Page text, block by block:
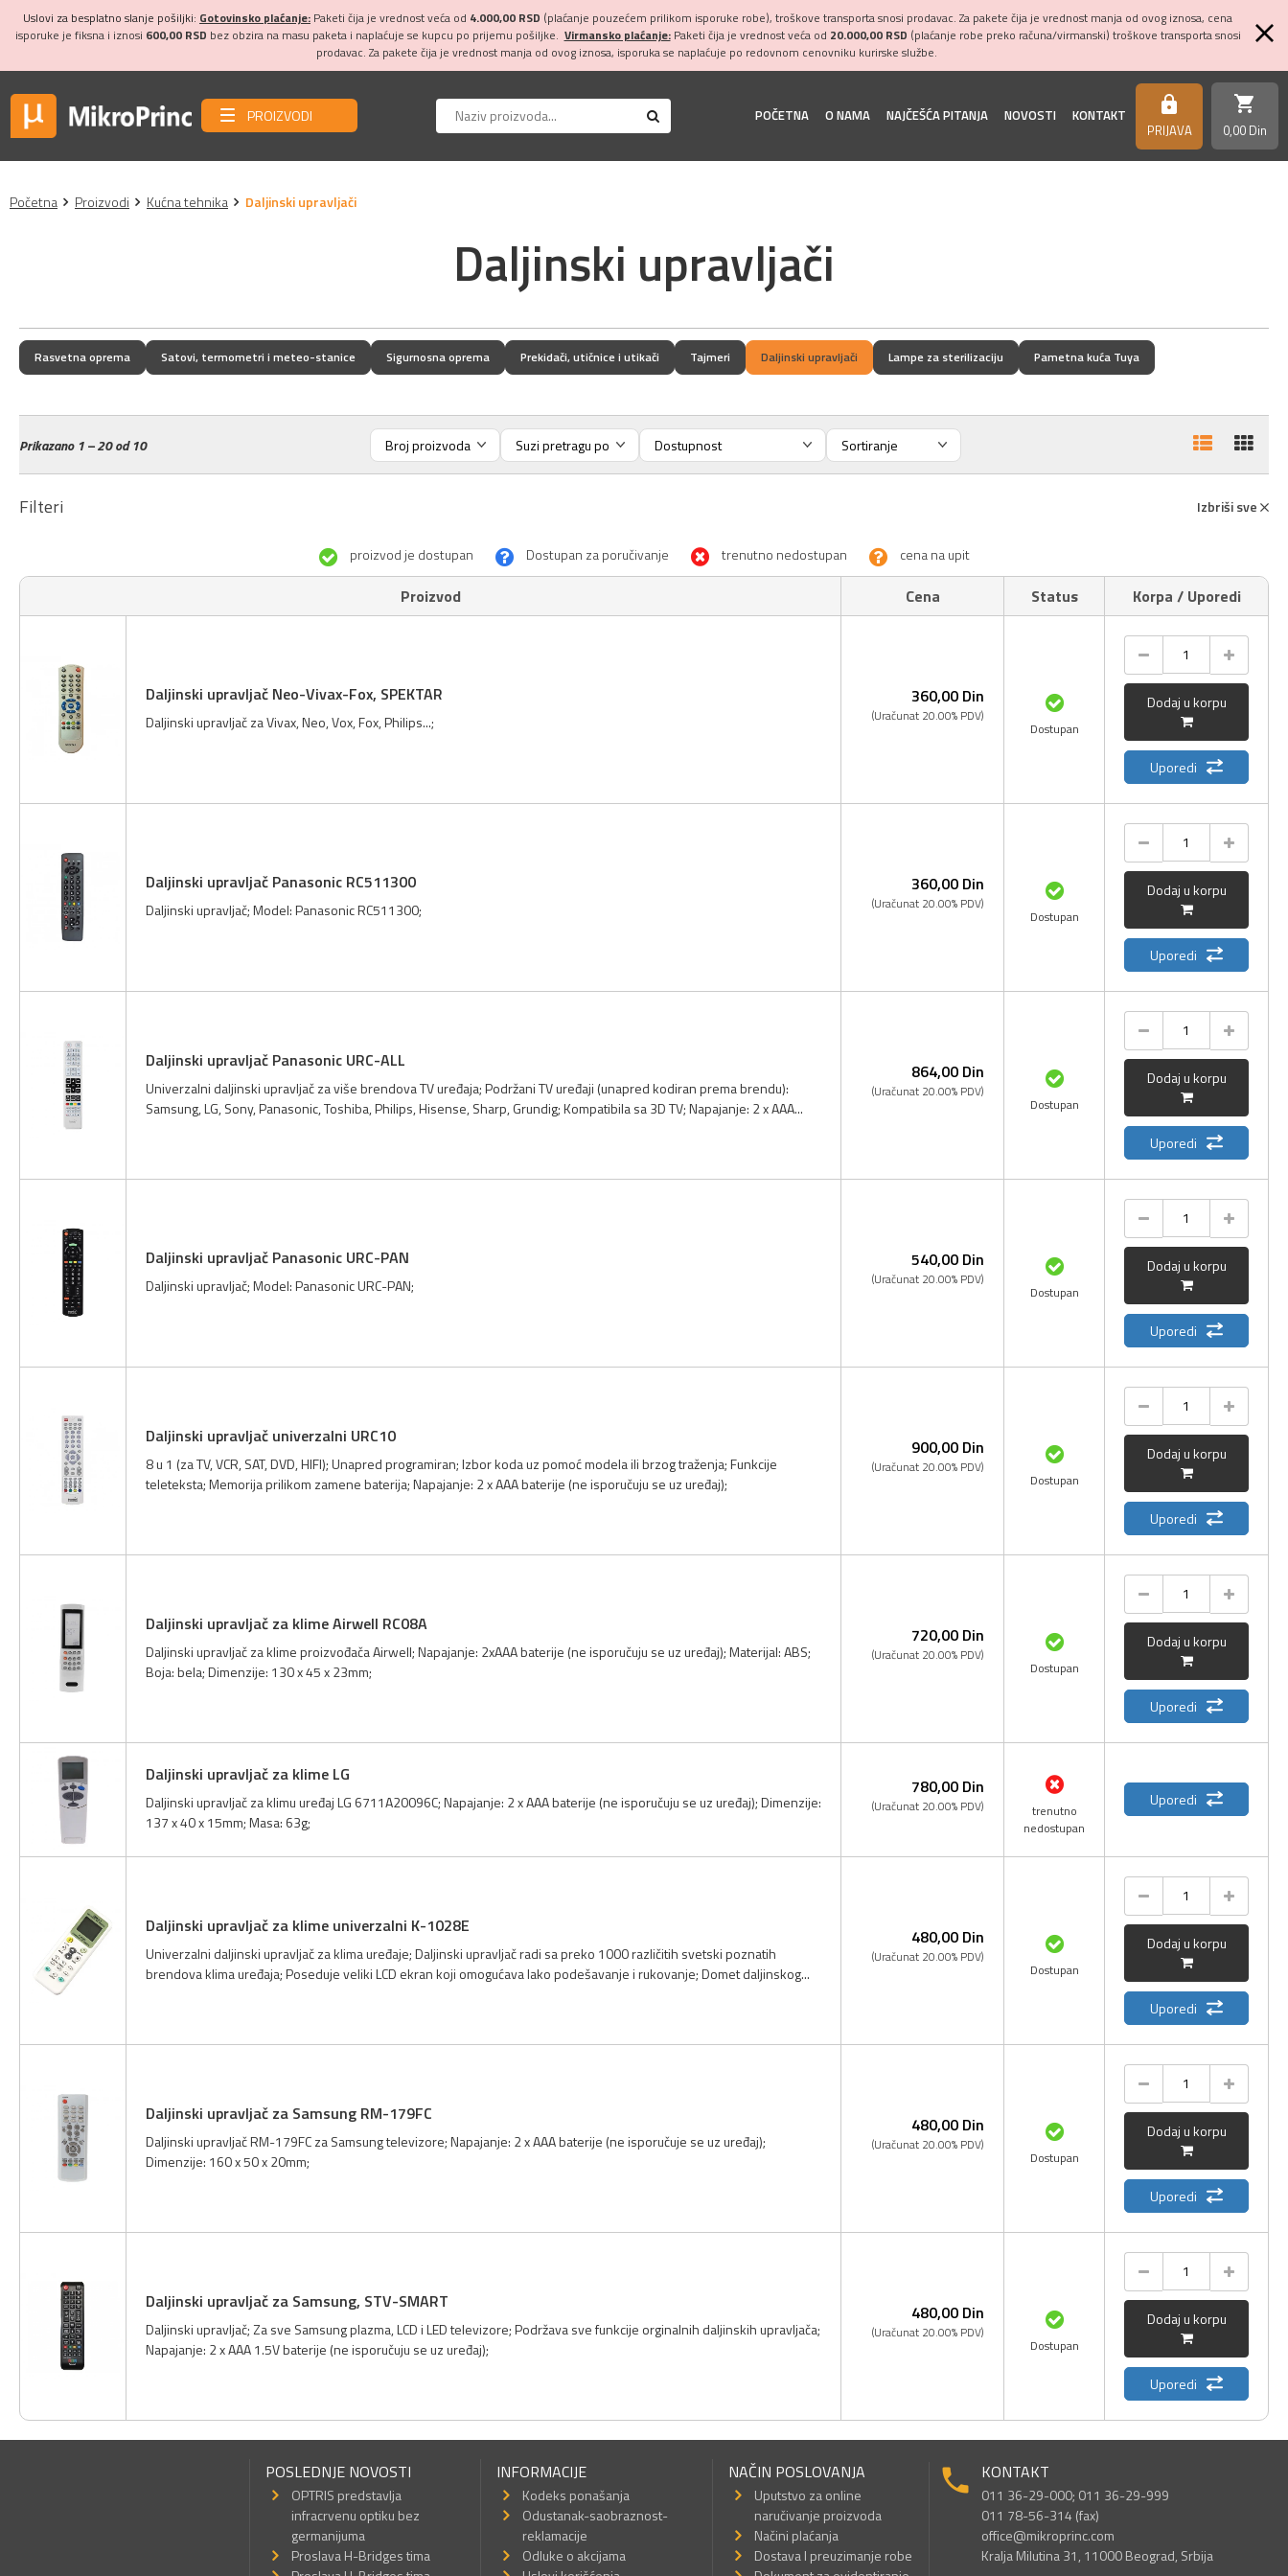
Uslovi za besplatno slanje pošiljki: Gotovinsko plaćanje: Paketi čija je vrednost veća od 4.000,00 RSD (plaćanje pouzećem prilikom isporuke robe), troškove transporta snosi prodavac. Za pakete čija je vrednost manja od ovog iznosa, cena
isporuke je fiksna i iznosi 600,00 RSD bez obzira na masu paketa i naplaćuje se kupcu po prijemu pošiljke. Virmansko plaćanje:Paketi čija je vrednost veća od 20.000,00 RSD (plaćanje robe preko računa/virmanski) troškove transporta snosi
prodavac. Za pakete čija je vrednost manja od ovog iznosa, isporuka se naplaćuje po redovnom cenovniku kurirske službe.
PROIZVODI POČETNA O NAMA NAJČEŠĆA PITANJA NOVOSTI KONTAKT https
PRIJAVA
shopping_cart
0,00 Din
Početna Proizvodi Kućna tehnika Daljinski upravljači
Daljinski upravljači
Rasvetna oprema Satovi, termometri i meteo-stanice Sigurnosna oprema Prekidači, utičnice i utikači Tajmeri Daljinski upravljači Lampe za sterilizaciju Pametna kuća Tuya
Prikazano1 – 20 od 10
Filteri Izbriši sve
proizvod je dostupan Dostupan za poručivanje trenutno nedostupan cena na upit
Proizvod Cena Status Korpa / Uporedi
Daljinski upravljač Neo-Vivax-Fox, SPEKTAR
Daljinski upravljač za Vivax, Neo, Vox, Fox, Philips...;
360,00 Din
(Uračunat 20.00% PDV)
Dostupan
Dodaj u korpu
Uporedi
Daljinski upravljač Panasonic RC511300
Daljinski upravljač; Model: Panasonic RC511300;
360,00 Din
(Uračunat 20.00% PDV)
Dostupan
Dodaj u korpu
Uporedi
Daljinski upravljač Panasonic URC-ALL
Univerzalni daljinski upravljač za više brendova TV uređaja; Podržani TV uređaji (unapred kodiran prema brendu):
Samsung, LG, Sony, Panasonic, Toshiba, Philips, Hisense, Sharp, Grundig; Kompatibila sa 3D TV; Napajanje: 2 x AAA...
864,00 Din
(Uračunat 20.00% PDV)
Dostupan
Dodaj u korpu
Uporedi
Daljinski upravljač Panasonic URC-PAN
Daljinski upravljač; Model: Panasonic URC-PAN;
540,00 Din
(Uračunat 20.00% PDV)
Dostupan
Dodaj u korpu
Uporedi
Daljinski upravljač univerzalni URC10
8 u 1 (za TV, VCR, SAT, DVD, HIFI); Unapred programiran; Izbor koda uz pomoć modela ili brzog traženja; Funkcije
teleteksta; Memorija prilikom zamene baterija; Napajanje: 2 x AAA baterije (ne isporučuju se uz uređaj);
900,00 Din
(Uračunat 20.00% PDV)
Dostupan
Dodaj u korpu
Uporedi
Daljinski upravljač za klime Airwell RC08A
Daljinski upravljač za klime proizvođača Airwell; Napajanje: 2xAAA baterije (ne isporučuju se uz uređaj); Materijal: ABS;
Boja: bela; Dimenzije: 130 x 45 x 23mm;
720,00 Din
(Uračunat 20.00% PDV)
Dostupan
Dodaj u korpu
Uporedi
Daljinski upravljač za klime LG
Daljinski upravljač za klimu uređaj LG 6711A20096C; Napajanje: 2 x AAA baterije (ne isporučuju se uz uređaj); Dimenzije:
137 x 40 x 15mm; Masa: 63g;
780,00 Din
(Uračunat 20.00% PDV)
trenutno
nedostupan
Uporedi
Daljinski upravljač za klime univerzalni K-1028E
Univerzalni daljinski upravljač za klima uređaje; Daljinski upravljač radi sa preko 1000 različitih svetski poznatih
brendova klima uređaja; Poseduje veliki LCD ekran koji omogućava lako podešavanje i rukovanje; Domet daljinskog...
480,00 Din
(Uračunat 20.00% PDV)
Dostupan
Dodaj u korpu
Uporedi
Daljinski upravljač za Samsung RM-179FC
Daljinski upravljač RM-179FC za Samsung televizore; Napajanje: 2 x AAA baterije (ne isporučuje se uz uređaj);
Dimenzije: 160 x 50 x 20mm;
480,00 Din
(Uračunat 20.00% PDV)
Dostupan
Dodaj u korpu
Uporedi
Daljinski upravljač za Samsung, STV-SMART
Daljinski upravljač; Za sve Samsung plazma, LCD i LED televizore; Podržava sve funkcije orginalnih daljinskih upravljača;
Napajanje: 2 x AAA 1.5V baterije (ne isporučuju se uz uređaj);
480,00 Din
(Uračunat 20.00% PDV)
Dostupan
Dodaj u korpu
Uporedi
POSLEDNJE NOVOSTI
OPTRIS predstavlja
infracrvenu optiku bez
germanijuma
Proslava H-Bridges tima
INFORMACIJE
Kodeks ponašanja
Odustanak-saobraznost-
reklamacije
Odluke o akcijama
NAČIN POSLOVANJA
Uputstvo za online
naručivanje proizvoda
Načini plaćanja
Dostava I preuzimanje robe
KONTAKT
011 36-29-000; 011 36-29-999
011 78-56-314 (fax)
office@mikroprinc.com
Kralja Milutina 31, 11000 Beograd, Srbija